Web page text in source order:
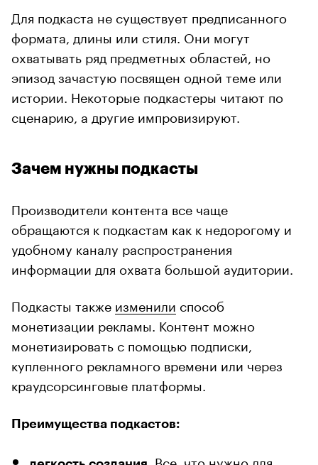
Для подкаста не существует предписанного
формата, длины или стиля. Они могут
охватывать ряд предметных областей, но
эпизод зачастую посвящен одной теме или
истории. Некоторые подкастеры читают по
сценарию, а другие импровизируют.
Зачем нужны подкасты
Производители контента все чаще
обращаются к подкастам как к недорогому и
удобному каналу распространения
информации для охвата большой аудитории.
Подкасты также изменили способ
монетизации рекламы. Контент можно
монетизировать с помощью подписки,
купленного рекламного времени или через
краудсорсинговые платформы.
Преимущества подкастов:
. Все, что нужно для